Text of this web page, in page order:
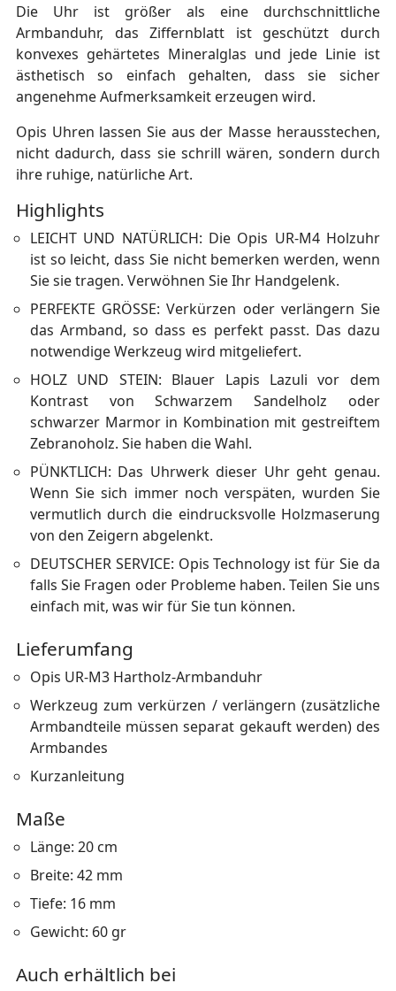
Die Uhr ist größer als eine durchschnittliche
Armbanduhr, das Ziffernblatt ist geschützt durch
konvexes gehärtetes Mineralglas und jede Linie ist
ästhetisch so einfach gehalten, dass sie sicher
angenehme Aufmerksamkeit erzeugen wird.
Opis Uhren lassen Sie aus der Masse herausstechen,
nicht dadurch, dass sie schrill wären, sondern durch
ihre ruhige, natürliche Art.
Highlights
LEICHT UND NATÜRLICH: Die Opis UR-M4 Holzuhr
ist so leicht, dass Sie nicht bemerken werden, wenn
Sie sie tragen. Verwöhnen Sie Ihr Handgelenk.
PERFEKTE GRÖSSE: Verkürzen oder verlängern Sie
das Armband, so dass es perfekt passt. Das dazu
notwendige Werkzeug wird mitgeliefert.
HOLZ UND STEIN: Blauer Lapis Lazuli vor dem
Kontrast von Schwarzem Sandelholz oder
schwarzer Marmor in Kombination mit gestreiftem
Zebranoholz. Sie haben die Wahl.
PÜNKTLICH: Das Uhrwerk dieser Uhr geht genau.
Wenn Sie sich immer noch verspäten, wurden Sie
vermutlich durch die eindrucksvolle Holzmaserung
von den Zeigern abgelenkt.
DEUTSCHER SERVICE: Opis Technology ist für Sie da
falls Sie Fragen oder Probleme haben. Teilen Sie uns
einfach mit, was wir für Sie tun können.
Lieferumfang
Opis UR-M3 Hartholz-Armbanduhr
Werkzeug zum verkürzen / verlängern (zusätzliche
Armbandteile müssen separat gekauft werden) des
Armbandes
Kurzanleitung
Maße
Länge: 20 cm
Breite: 42 mm
Tiefe: 16 mm
Gewicht: 60 gr
Auch erhältlich bei